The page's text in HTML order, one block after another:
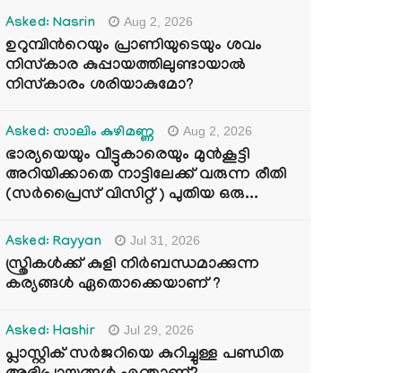
Asked: Nasrin Aug 2, 2026
ഉറുമ്പിന്‍റെയും പ്രാണിയുടെയും ശവം
നിസ്കാര കുപ്പായത്തിലുണ്ടായാൽ
നിസ്കാരം ശരിയാകുമോ?
Asked: സാലിം കുഴിമണ്ണ Aug 2, 2026
ഭാര്യയെയും വീട്ടുകാരെയും മുൻകൂട്ടി
അറിയിക്കാതെ നാട്ടിലേക്ക് വരുന്ന രീതി
(സർപ്രൈസ് വിസിറ്റ് ) പുതിയ ഒരു...
Asked: Rayyan Jul 31, 2026
സ്ത്രികൾക്ക് കുളി നിർബന്ധമാക്കുന്ന
കര്യങ്ങൾ ഏതൊക്കെയാണ് ?
Asked: Hashir Jul 29, 2026
പ്ലാസ്റ്റിക് സർജറിയെ കുറിച്ചുള്ള പണ്ഡിത